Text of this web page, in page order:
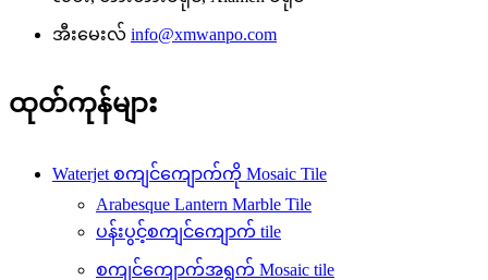
အီးမေးလ် info@xmwanpo.com
ထုတ်ကုန်များ
Waterjet စကျင်ကျောက်ကို Mosaic Tile
Arabesque Lantern Marble Tile
ပန်းပွင့်စကျင်ကျောက် tile
စကျင်ကျောက်အရွက် Mosaic tile